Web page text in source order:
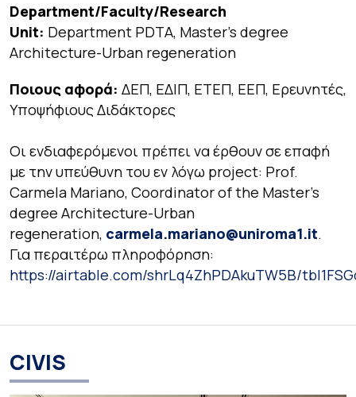
Department/Faculty/Research
Unit: Department PDTA, Master’s degree
Architecture-Urban regeneration
Ποιους αφορά: ΔΕΠ, ΕΔΙΠ, ΕΤΕΠ, ΕΕΠ, Ερευνητές,
Υποψήφιους Διδάκτορες
Οι ενδιαφερόμενοι πρέπει να έρθουν σε επαφή
με την υπεύθυνη του εν λόγω project: Prof.
Carmela Mariano, Coordinator of the Master’s
degree Architecture-Urban
regeneration, carmela.mariano@uniroma1.it.
Για περαιτέρω πληροφόρηση:
https://airtable.com/shrLq4ZhPDAkuTW5B/
CIVIS